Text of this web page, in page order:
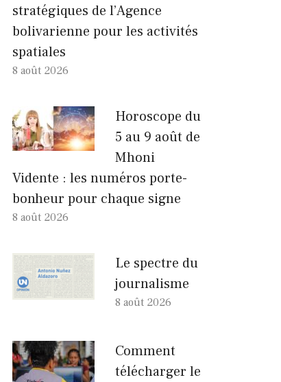
stratégiques de l’Agence
bolivarienne pour les activités
spatiales
8 août 2026
Horoscope du
5 au 9 août de
Mhoni
Vidente : les numéros porte-
bonheur pour chaque signe
8 août 2026
Le spectre du
journalisme
8 août 2026
Comment
télécharger le